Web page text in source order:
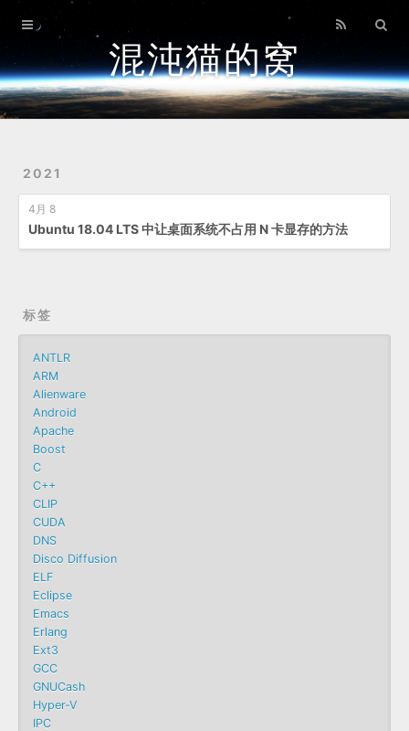
混沌猫的窝
2021
4月 8
Ubuntu 18.04 LTS 中让桌面系统不占用 N 卡显存的方法
标签
ANTLR
ARM
Alienware
Android
Apache
Boost
C
C++
CLIP
CUDA
DNS
Disco Diffusion
ELF
Eclipse
Emacs
Erlang
Ext3
GCC
GNUCash
Hyper-V
IPC
首页
归档
关于